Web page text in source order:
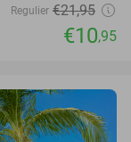
Regulier €21,95
€10,95